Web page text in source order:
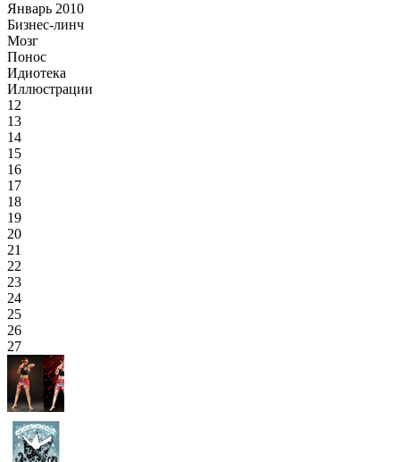
Январь 2010
Бизнес-линч
Мозг
Понос
Идиотека
Иллюстрации
12
13
14
15
16
17
18
19
20
21
22
23
24
25
26
27